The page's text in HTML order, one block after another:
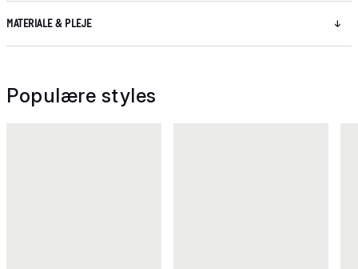
MATERIALE & PLEJE
Populære styles